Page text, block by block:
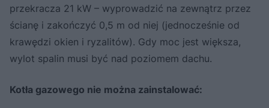
przekracza 21 kW – wyprowadzić na zewnątrz przez
ścianę i zakończyć 0,5 m od niej (jednocześnie od
krawędzi okien i ryzalitów). Gdy moc jest większa,
wylot spalin musi być nad poziomem dachu.
Kotła gazowego nie można zainstalować: